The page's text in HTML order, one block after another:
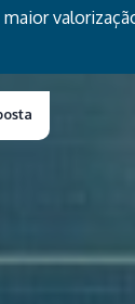
maior